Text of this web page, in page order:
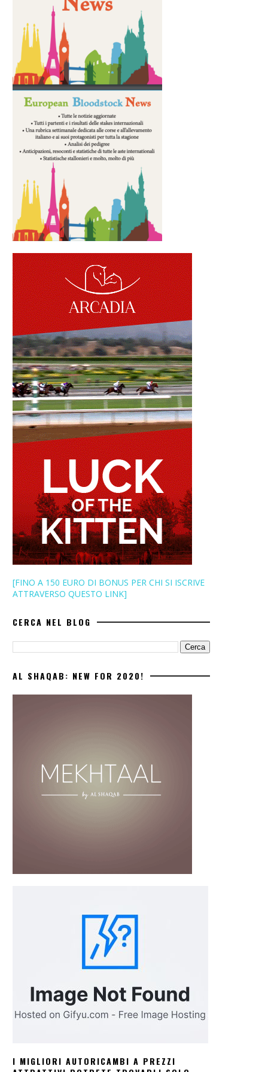
[FINO A 150 EURO DI BONUS PER CHI SI ISCRIVE
ATTRAVERSO QUESTO LINK]
CERCA NEL BLOG
AL SHAQAB: NEW FOR 2020!
I MIGLIORI AUTORICAMBI A PREZZI